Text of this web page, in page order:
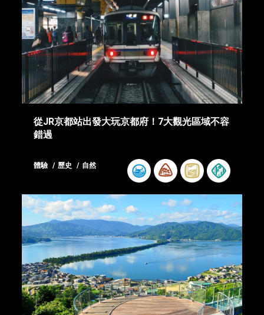
從JR京都站出發大玩京都府！7大觀光區域不容
錯過
體驗 歷史 自然